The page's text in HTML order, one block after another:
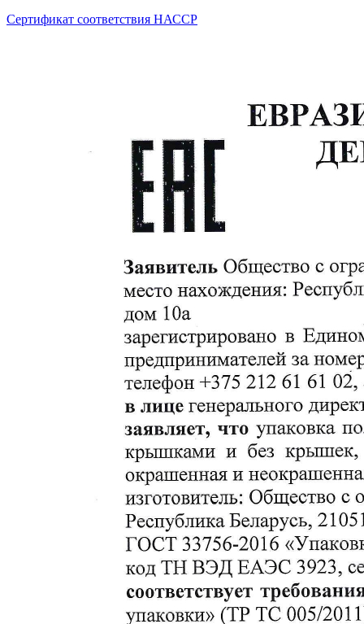
Сертификат соответствия НАССР